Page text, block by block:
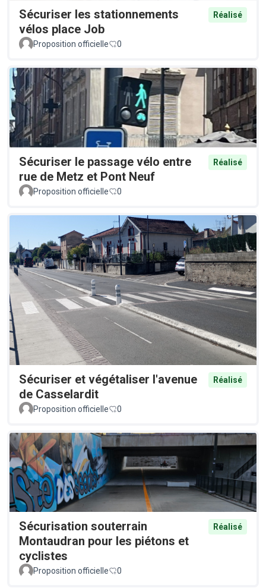
Sécuriser les stationnements
vélos place Job
Réalisé
Proposition officielle 0
Sécuriser le passage vélo entre
rue de Metz et Pont Neuf
Réalisé
Proposition officielle 0
Sécuriser et végétaliser l'avenue
de Casselardit
Réalisé
Proposition officielle 0
Sécurisation souterrain
Montaudran pour les piétons et
cyclistes
Réalisé
Proposition officielle 0